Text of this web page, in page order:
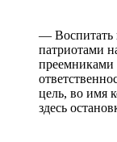
— Воспитать
патриотами
преемниками
цель, во имя
здесь